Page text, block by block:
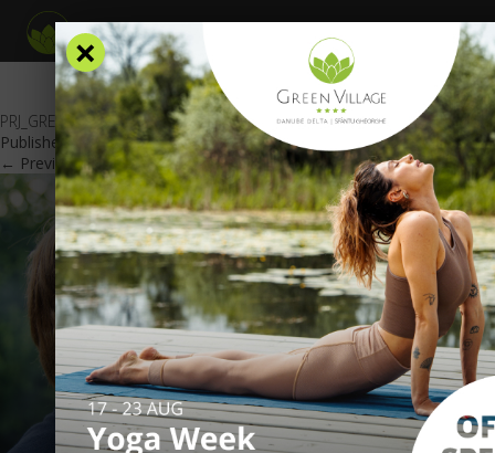
PRJ_GREEN-VILLAGE_OFERTA_SCOALA-ALTFEL_site_RO
Published February 5, 2018at600 × 425in Oferte Speciale.
← Previous Next →
×